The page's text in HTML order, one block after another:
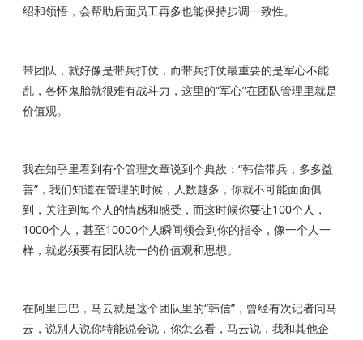
绍和领悟，会帮助后面员工再多也能保持步调一致性。
带团队，就好像是带兵打仗，而带兵打仗最重要的是军心不能
乱，各怀鬼胎就很难有战斗力，这里的“军心”在团队管理里就是
价值观。
我在知乎里看到有个管理文章说到个典故：“韩信带兵，多多益
善”，我们知道在管理的时候，人数越多，你就不可能面面俱
到，关注到每个人的情感和感受，而这时候你要让100个人，
1000个人，甚至10000个人瞬间领会到你的指令，像一个人一
样，就必须要有团队统一的价值观和思想。
在阿里巴巴，马云就是这个团队里的“韩信”，曾经有次记者问马
云，说别人说你特能说会说，你怎么看，马云说，我和其他企